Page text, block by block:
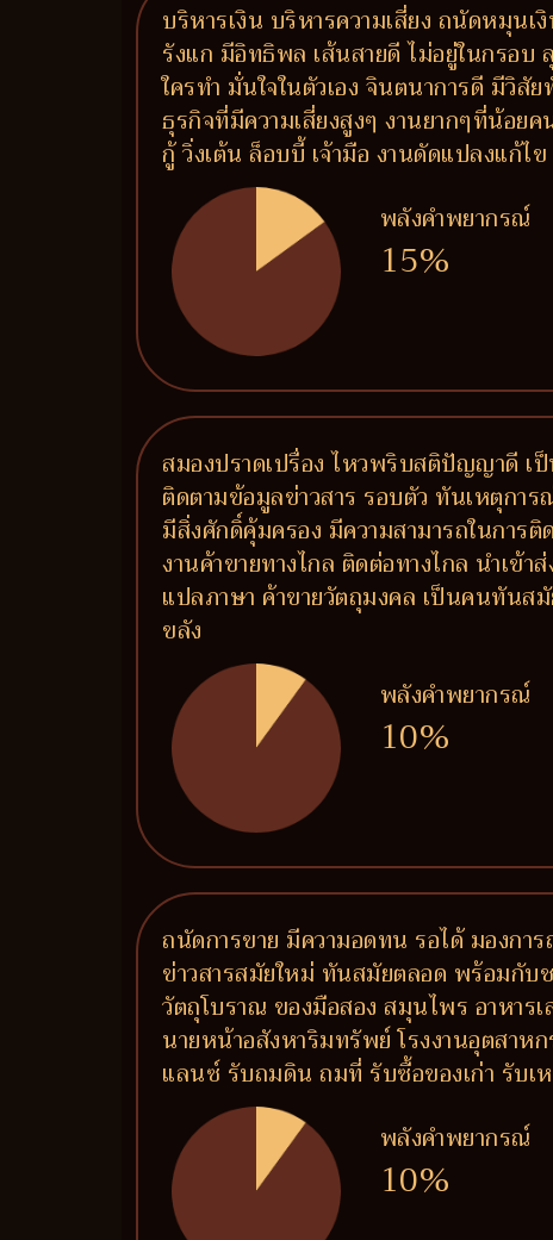
บริหารเงิน บริหารความเสี่ยง ถนัดหมุนเ
รังแก มีอิทธิพล เส้นสายดี ไม่อยู่ในกรอบ
ใครทำ มั่นใจในตัวเอง จินตนาการดี มีวิ
ธุรกิจที่มีความเสี่ยงสูงๆ งานยากๆที่น้อย
กู้ วิ่งเต้น ล็อบบี้ เจ้ามือ งานดัดแปลงแก้
พลังคำพยากรณ์
15%
สมองปราดเปรื่อง ไหวพริบสติปัญญาดี เ
ติดตามข้อมูลข่าวสาร รอบตัว ทันเหตุการ
มีสิ่งศักดิ์คุ้มครอง มีความสามารถในการ
งานค้าขายทางไกล ติดต่อทางไกล นำเข้
แปลภาษา ค้าขายวัตถุมงคล เป็นคนทันส
ขลัง
พลังคำพยากรณ์
10%
ถนัดการขาย มีความอดทน รอได้ มองกา
ข่าวสารสมัยใหม่ ทันสมัยตลอด พร้อมกับ
วัตถุโบราณ ของมือสอง สมุนไพร อาหาร
นายหน้าอสังหาริมทรัพย์ โรงงานอุตสา
แลนซ์ รับถมดิน ถมที่ รับซื้อของเก่า รับเ
พลังคำพยากรณ์
10%